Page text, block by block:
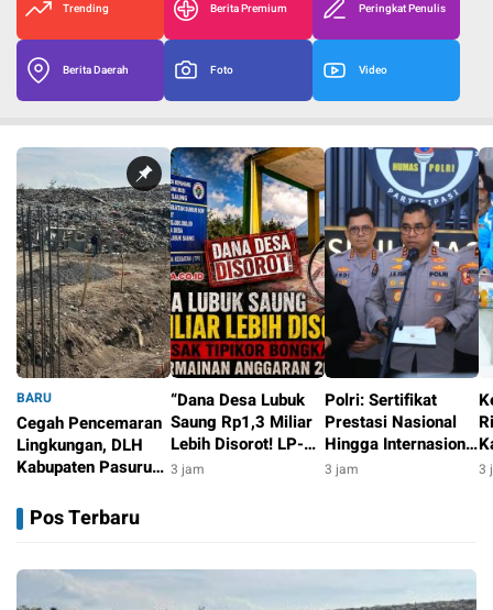
Trending Berita Premium Peringkat Penulis
Berita Daerah Foto Video
BARU
Cegah Pencemaran
Lingkungan, DLH
Kabupaten Pasuruan
TPA Wonokerto
“Dana Desa Lubuk
Saung Rp1,3 Miliar
Lebih Disorot! LP-
KPK Desak Tipikor
3 jam
Polri: Sertifikat
Prestasi Nasional
Hingga Internasional
Tetap Ikuti Tahapan
3 jam 3
Pos Terbaru